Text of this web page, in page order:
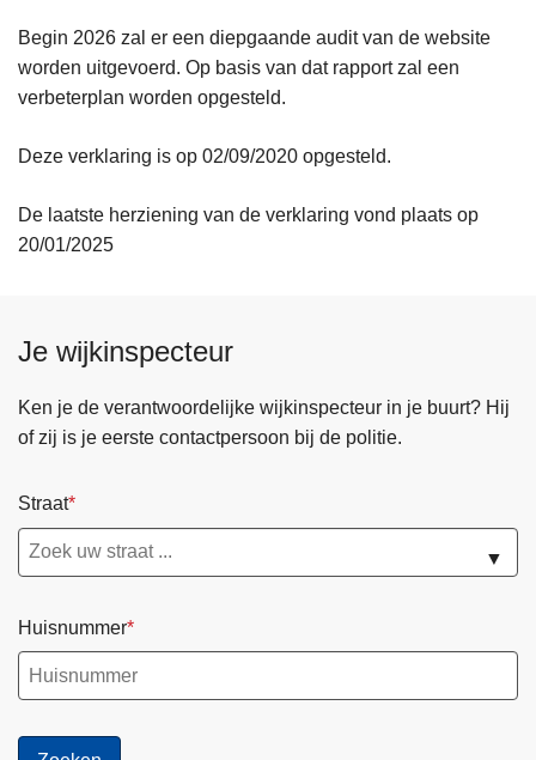
Begin 2026 zal er een diepgaande audit van de website
worden uitgevoerd. Op basis van dat rapport zal een
verbeterplan worden opgesteld.
Deze verklaring is op 02/09/2020 opgesteld.
De laatste herziening van de verklaring vond plaats op
20/01/2025
Je wijkinspecteur
Ken je de verantwoordelijke wijkinspecteur in je buurt? Hij
of zij is je eerste contactpersoon bij de politie.
Straat
▼
Huisnummer